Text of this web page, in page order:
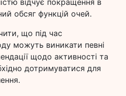
відчує покращення в
обсяг функцій очей.
що під час
можуть виникати певні
щодо активності та
дотримуватися для